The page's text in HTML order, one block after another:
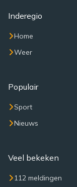
Inderegio
Home
Weer
Populair
Sport
Nieuws
Veel bekeken
112 meldingen